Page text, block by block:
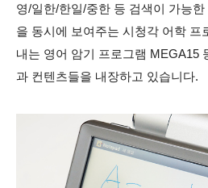
영/일한/한일/중한 등 검색이 가능
을 동시에 보여주는 시청각 어학 프
내는 영어 암기 프로그램 MEGA15
과 컨텐츠들을 내장하고 있습니다.